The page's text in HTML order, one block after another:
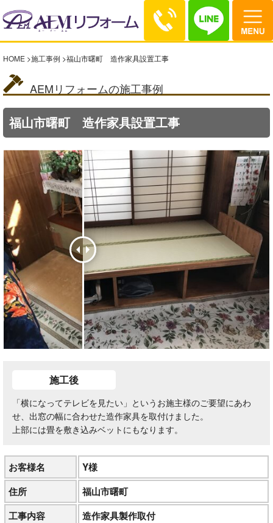
HOME >施工事例 >福山市曙町 造作家具設置工事
AEMリフォームの施工事例
福山市曙町 造作家具設置工事
施工後
「横になってテレビを見たい」というお施主様のご要望にあわ
せ、出窓の幅に合わせた造作家具を取付けました。
上部には畳を敷き込みベットにもなります。
お客様名
Y様
住所
福山市曙町
工事内容
造作家具製作取付